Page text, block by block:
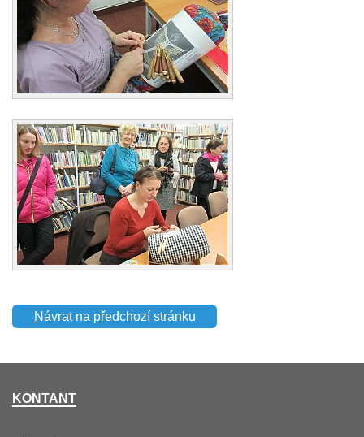
Návrat na předchozí stránku
KONTANT